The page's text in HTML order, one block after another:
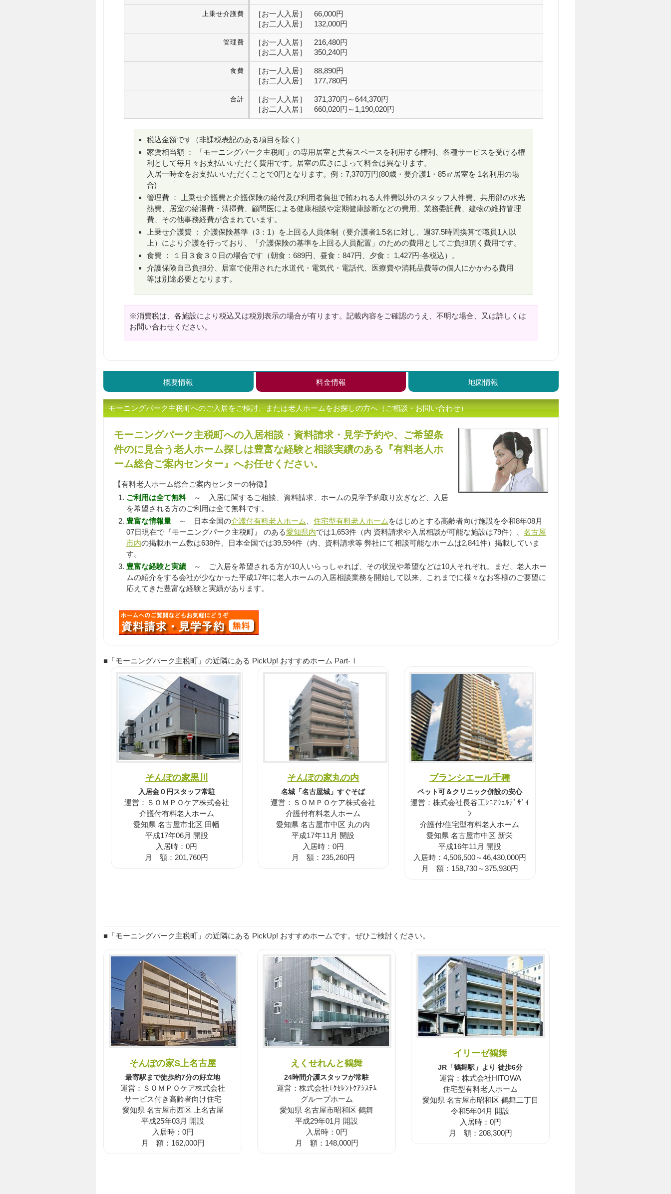
上乗せ介護費
［お一人入居］ 66,000円
［お二人入居］ 132,000円
管理費
［お一人入居］ 216,480円
［お二人入居］ 350,240円
食費
［お一人入居］ 88,890円
［お二人入居］ 177,780円
合計
［お一人入居］ 371,370円～644,370円
［お二人入居］ 660,020円～1,190,020円
税込金額です（非課税表記のある項目を除く）
家賃相当額 ： 「モーニングパーク主税町」の専用居室と共有スペースを利用する権利、各種サービスを受ける権
利として毎月々お支払いいただく費用です。居室の広さによって料金は異なります。
入居一時金をお支払いいただくことで0円となります。例：7,370万円(80歳・要介護1・85㎡居室を 1名利用の場
合)
管理費 ： 上乗せ介護費と介護保険の給付及び利用者負担で賄われる人件費以外のスタッフ人件費、共用部の水光
熱費、居室の給湯費・清掃費、顧問医による健康相談や定期健康診断などの費用、業務委託費、建物の維持管理
費、その他事務経費が含まれています。
上乗せ介護費 ： 介護保険基準（3：1）を上回る人員体制（要介護者1.5名に対し、週37.5時間換算で職員1人以
上）により介護を行っており、「介護保険の基準を上回る人員配置」のための費用としてご負担頂く費用です。
食費 ： １日３食３０日の場合です（朝食：689円、昼食：847円、夕食： 1,427円-各税込）。
介護保険自己負担分、居室で使用された水道代・電気代・電話代、医療費や消耗品費等の個人にかかわる費用
等は別途必要となります。
※消費税は、各施設により税込又は税別表示の場合が有ります。記載内容をご確認のうえ、不明な場合、又は詳しくは
お問い合わせください。
概要情報 料金情報 地図情報
モーニングパーク主税町へのご入居をご検討、または老人ホームをお探しの方へ（ご相談・お問い合わせ）
モーニングパーク主税町への入居相談・資料請求・見学予約や、ご希望条
件のに見合う老人ホーム探しは豊富な経験と相談実績のある『有料老人ホ
ーム総合ご案内センター』へお任せください。
【有料老人ホーム総合ご案内センターの特徴】
ご利用は全て無料～ 入居に関するご相談、資料請求、ホームの見学予約取り次ぎなど、入居
を希望される方のご利用は全て無料です。
豊富な情報量 ～ 日本全国の介護付有料老人ホーム 住宅型有料老人ホーム をはじめとする高齢者向け施設を令和8年08月
07日現在で『モーニングパーク主税町』 のある愛知県内では1,653件（内 資料請求や入居相談が可能な施設は79件）、 名古屋
市内の掲載ホーム数は638件、日本全国では39,594件（内、資料請求等 弊社にて相談可能なホームは2,841件）掲載していま
す。
豊富な経験と実績～ ご入居を希望される方が10人いらっしゃれば、その状況や希望などは10人それぞれ。まだ、老人ホー
ムの紹介をする会社が少なかった平成17年に老人ホームの入居相談業務を開始して以来、これまでに様々なお客様のご要望に
応えてきた豊富な経験と実績があります。
■「モーニングパーク主税町」の近隣にある PickUp! おすすめホーム Part-Ⅰ
そんぽの家黒川
入居金０円スタッフ常駐
運営：ＳＯＭＰＯケア株式会社
介護付有料老人ホーム
愛知県 名古屋市北区 田幡
平成17年06月 開設
入居時：0円
月 額：201,760円
そんぽの家丸の内
名城「名古屋城」すぐそば
運営：ＳＯＭＰＯケア株式会社
介護付有料老人ホーム
愛知県 名古屋市中区 丸の内
平成17年11月 開設
入居時：0円
月 額：235,260円
ブランシエール千種
ペット可＆クリニック併設の安心
運営：株式会社長谷工ｼﾆｱｳｪﾙﾃﾞｻﾞｲ
ﾝ
介護付/住宅型有料老人ホーム
愛知県 名古屋市中区 新栄
平成16年11月 開設
入居時：4,506,500～46,430,000円
月 額：158,730～375,930円
■「モーニングパーク主税町」の近隣にある PickUp! おすすめホームです。ぜひご検討ください。
そんぽの家S上名古屋
最寄駅まで徒歩約7分の好立地
運営：ＳＯＭＰＯケア株式会社
サービス付き高齢者向け住宅
愛知県 名古屋市西区 上名古屋
平成25年03月 開設
入居時：0円
月 額：162,000円
えくせれんと鶴舞
24時間介護スタッフが常駐
運営：株式会社ｴｸｾﾚﾝﾄｹｱｼｽﾃﾑ
グループホーム
愛知県 名古屋市昭和区 鶴舞
平成29年01月 開設
入居時：0円
月 額：148,000円
イリーゼ鶴舞
JR「鶴舞駅」より 徒歩6分
運営：株式会社HITOWA
住宅型有料老人ホーム
愛知県 名古屋市昭和区 鶴舞二丁目
令和5年04月 開設
入居時：0円
月 額：208,300円